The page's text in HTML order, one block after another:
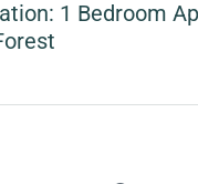
1 Bedroom